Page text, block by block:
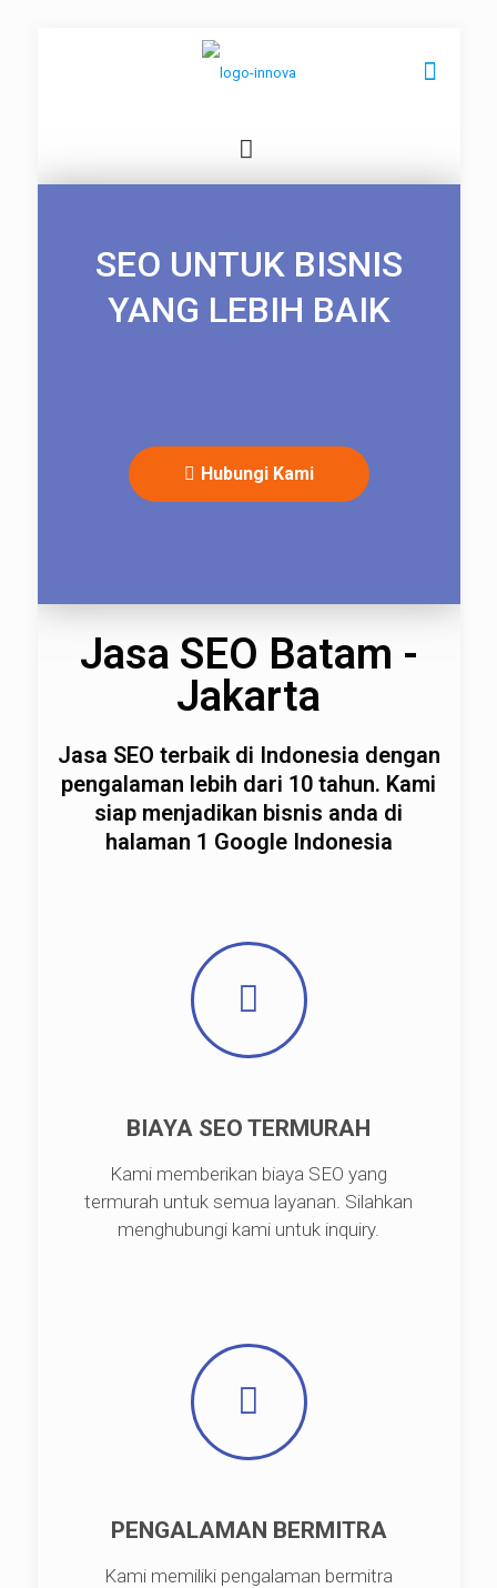
SEO UNTUK BISNIS
YANG LEBIH BAIK
Hubungi Kami
Jasa SEO Batam -
Jakarta
Jasa SEO terbaik di Indonesia dengan
pengalaman lebih dari 10 tahun. Kami
siap menjadikan bisnis anda di
halaman 1 Google Indonesia
BIAYA SEO TERMURAH
Kami memberikan biaya SEO yang
termurah untuk semua layanan. Silahkan
menghubungi kami untuk inquiry.
PENGALAMAN BERMITRA
Kami memiliki pengalaman bermitra